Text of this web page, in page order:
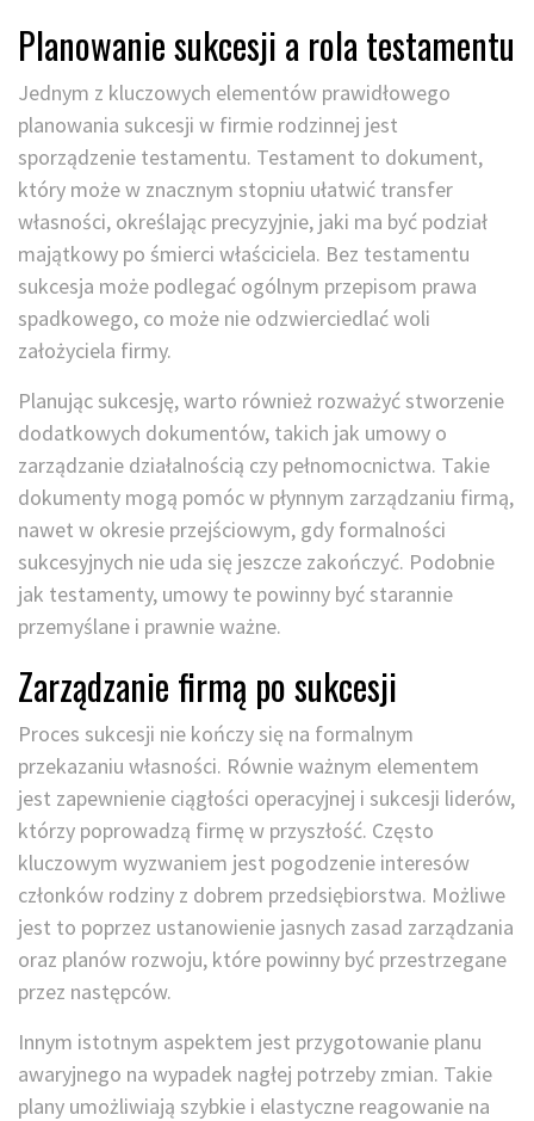
Planowanie sukcesji a rola testamentu
Jednym z kluczowych elementów prawidłowego
planowania sukcesji w firmie rodzinnej jest
sporządzenie testamentu. Testament to dokument,
który może w znacznym stopniu ułatwić transfer
własności, określając precyzyjnie, jaki ma być podział
majątkowy po śmierci właściciela. Bez testamentu
sukcesja może podlegać ogólnym przepisom prawa
spadkowego, co może nie odzwierciedlać woli
założyciela firmy.
Planując sukcesję, warto również rozważyć stworzenie
dodatkowych dokumentów, takich jak umowy o
zarządzanie działalnością czy pełnomocnictwa. Takie
dokumenty mogą pomóc w płynnym zarządzaniu firmą,
nawet w okresie przejściowym, gdy formalności
sukcesyjnych nie uda się jeszcze zakończyć. Podobnie
jak testamenty, umowy te powinny być starannie
przemyślane i prawnie ważne.
Zarządzanie firmą po sukcesji
Proces sukcesji nie kończy się na formalnym
przekazaniu własności. Równie ważnym elementem
jest zapewnienie ciągłości operacyjnej i sukcesji liderów,
którzy poprowadzą firmę w przyszłość. Często
kluczowym wyzwaniem jest pogodzenie interesów
członków rodziny z dobrem przedsiębiorstwa. Możliwe
jest to poprzez ustanowienie jasnych zasad zarządzania
oraz planów rozwoju, które powinny być przestrzegane
przez następców.
Innym istotnym aspektem jest przygotowanie planu
awaryjnego na wypadek nagłej potrzeby zmian. Takie
plany umożliwiają szybkie i elastyczne reagowanie na